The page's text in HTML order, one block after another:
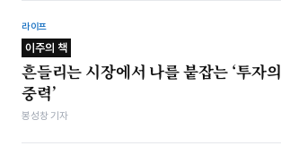
라이프
이주의 책
흔들리는 시장에서 나를 붙잡는 ‘투자의
중력’
봉성창 기자